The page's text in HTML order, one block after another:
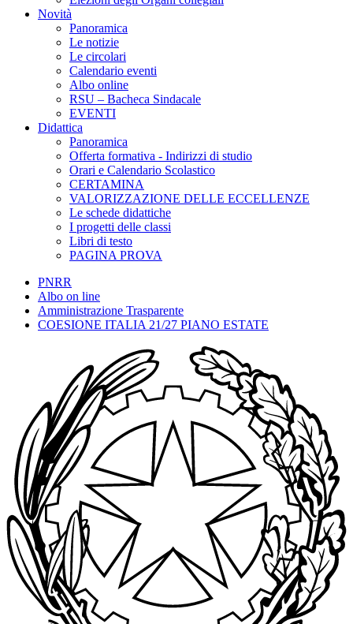
Novità
Panoramica
Le notizie
Le circolari
Calendario eventi
Albo online
RSU – Bacheca Sindacale
EVENTI
Didattica
Panoramica
Offerta formativa - Indirizzi di studio
Orari e Calendario Scolastico
CERTAMINA
VALORIZZAZIONE DELLE ECCELLENZE
Le schede didattiche
I progetti delle classi
Libri di testo
PAGINA PROVA
PNRR
Albo on line
Amministrazione Trasparente
COESIONE ITALIA 21/27 PIANO ESTATE